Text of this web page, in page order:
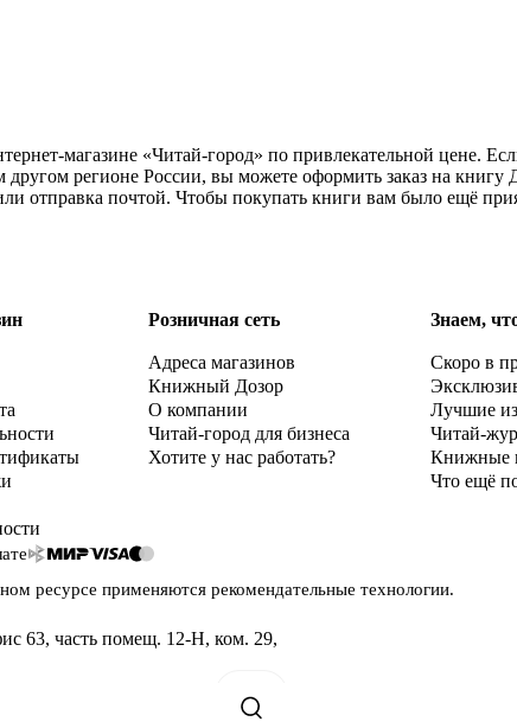
магазине «Читай-город» по привлекательной цене.
регионе России, вы можете оформить заказ на
отправка почтой. Чтобы покупать книги вам было ещё
Розничная сеть
Адреса магазинов
Книжный Дозор
О компании
Читай-город для бизнеса
Хотите у нас работать?
Знаем,
Скоро в
Лучшие
Читай-
Книжные
Что ещё
ресурсе применяются рекомендательные технологии.
63, часть помещ. 12-Н, ком. 29,